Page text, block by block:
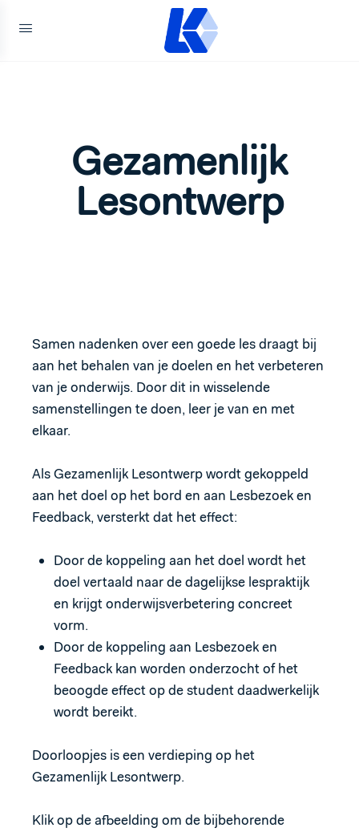
Gezamenlijk
Lesontwerp
Samen nadenken over een goede les draagt bij
aan het behalen van je doelen en het verbeteren
van je onderwijs. Door dit in wisselende
samenstellingen te doen, leer je van en met
elkaar.
Als Gezamenlijk Lesontwerp wordt gekoppeld
aan het doel op het bord en aan Lesbezoek en
Feedback, versterkt dat het effect:
Door de koppeling aan het doel wordt het
doel vertaald naar de dagelijkse lespraktijk
en krijgt onderwijsverbetering concreet
vorm.
Door de koppeling aan Lesbezoek en
Feedback kan worden onderzocht of het
beoogde effect op de student daadwerkelijk
wordt bereikt.
Doorloopjes is een verdieping op het
Gezamenlijk Lesontwerp.
Klik op de afbeelding om de bijbehorende